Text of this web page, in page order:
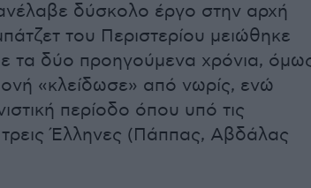
δύσκολο έργο στην αρχή
του Περιστερίου μειώθηκε
τα δύο προηγούμενα χρόνια,
«κλείδωσε» από νωρίς, ενώ
περίοδο όπου υπό τις
Έλληνες (Πάππας, Αβδάλας